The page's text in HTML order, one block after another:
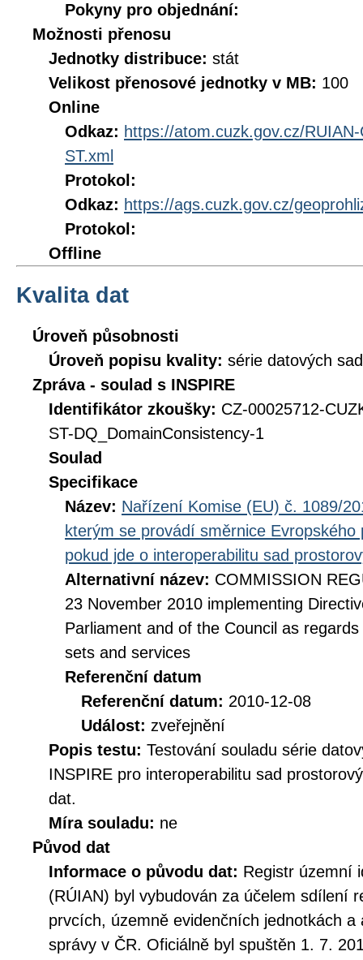
Pokyny pro objednání:
Možnosti přenosu
Jednotky distribuce: stát
Velikost přenosové jednotky v MB: 100
Online
Odkaz: https://atom.cuzk.gov.cz/
ST.xml
Protokol:
Odkaz: https://ags.cuzk.gov.cz/
Protokol:
Offline
Kvalita dat
Úroveň působnosti
Úroveň popisu kvality: série datových sad
Zpráva - soulad s INSPIRE
Identifikátor zkoušky: CZ-00025712-
ST-DQ_DomainConsistency-1
Soulad
Specifikace
Název: Nařízení Komise (EU) č. 1089/
kterým se provádí směrnice
pokud jde o interoperabilitu sad
Alternativní název: COMMISSION
23 November 2010 implementing
Parliament and of the Council as
sets and services
Referenční datum
Referenční datum: 2010-12-08
Událost: zveřejnění
Popis testu: Testování souladu série
INSPIRE pro interoperabilitu sad
dat.
Míra souladu: ne
Původ dat
Informace o původu dat: Registr územní
(RÚIAN) byl vybudován za účelem sdílení
prvcích, územně evidenčních jednotkách
správy v ČR. Oficiálně byl spuštěn 1. 7.